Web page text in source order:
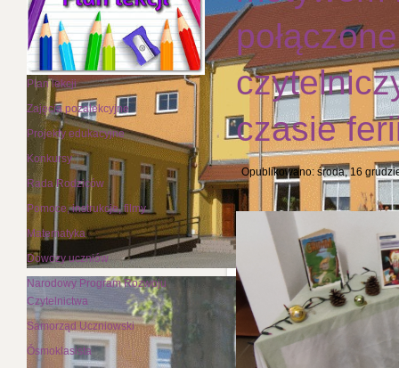
Plan lekcji
Zajęcia pozalekcyjne
Projekty edukacyjne
Konkursy
Rada Rodziców
Pomoce, instrukcje, filmy
Matematyka
Dowozy uczniów
Narodowy Program Rozwoju
Czytelnictwa
Samorząd Uczniowski
Ósmoklasista
czasie
Opublikowano: środa, 16